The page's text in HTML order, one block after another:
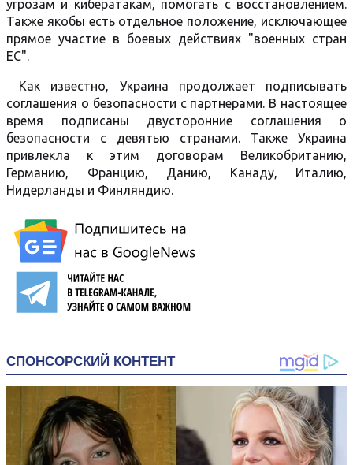
угрозам и кибератакам, помогать с восстановлением.
Также якобы есть отдельное положение, исключающее
прямое участие в боевых действиях "военных стран
ЕС".
Как известно, Украина продолжает подписывать
соглашения о безопасности с партнерами. В настоящее
время подписаны двусторонние соглашения о
безопасности с девятью странами. Также Украина
привлекла к этим договорам Великобританию,
Германию, Францию, Данию, Канаду, Италию,
Нидерланды и Финляндию.